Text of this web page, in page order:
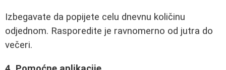
Izbegavate da popijete celu dnevnu količinu
odjednom. Rasporedite je ravnomerno od jutra do
večeri.